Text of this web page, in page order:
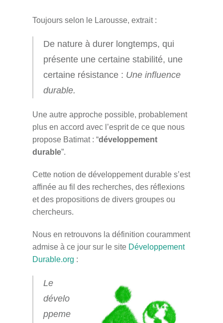
Toujours selon le Larousse, extrait :
De nature à durer longtemps, qui
présente une certaine stabilité, une
certaine résistance : Une influence
durable.
Une autre approche possible, probablement
plus en accord avec l’esprit de ce que nous
propose Batimat : “développement
durable”.
Cette notion de développement durable s’est
affinée au fil des recherches, des réflexions
et des propositions de divers groupes ou
chercheurs.
Nous en retrouvons la définition couramment
admise à ce jour sur le site Développement
Durable.org :
Le
dévelo
ppeme